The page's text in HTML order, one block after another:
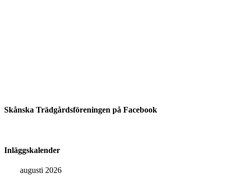
Skånska Trädgårdsföreningen på Facebook
Inläggskalender
augusti 2026